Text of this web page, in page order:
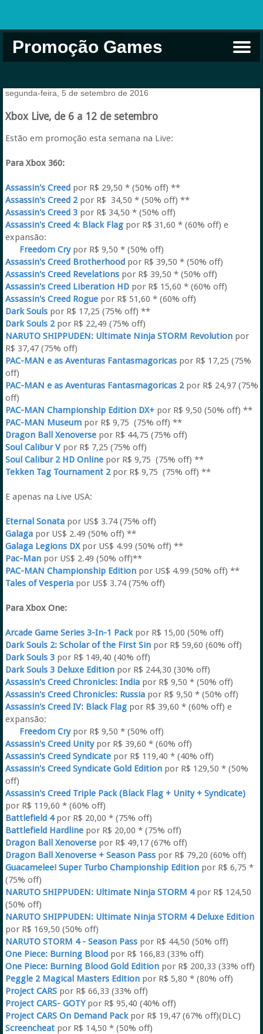
Promoção Games
segunda-feira, 5 de setembro de 2016
Xbox Live, de 6 a 12 de setembro
Estão em promoção esta semana na Live:
Para Xbox 360:
Assassin's Creedpor R$ 29,50 * (50% off) **
Assassin's Creed 2por R$ 34,50 * (50% off) **
Assassin's Creed 3por R$ 34,50 * (50% off)
Assassin's Creed 4: Black Flagpor R$ 31,60 * (60% off) e
expansão:
Freedom Cry por R$ 9,50 * (50% off)
Assassin's Creed Brotherhoodpor R$ 39,50 * (50% off)
Assassin's Creed Revelationspor R$ 39,50 * (50% off)
Assassin's Creed Liberation HDpor R$ 15,60 * (60% off)
Assassin's Creed Roguepor R$ 51,60 * (60% off)
Dark Soulspor R$ 17,25 (75% off) **
Dark Souls 2por R$ 22,49 (75% off)
NARUTO SHIPPUDEN: Ultimate Ninja STORM Revolution por
R$ 37,47 (75% off)
PAC-MAN e as Aventuras Fantasmagoricas por R$ 17,25 (75%
off)
PAC-MAN e as Aventuras Fantasmagoricas 2por R$ 24,97 (75%
off)
PAC-MAN Championship Edition DX+por R$ 9,50 (50% off) **
PAC-MAN Museumpor R$ 9,75 (75% off) **
Dragon Ball Xenoversepor R$ 44,75 (75% off)
Soul Calibur Vpor R$ 7,25 (75% off)
Soul Calibur 2 HD Onlinepor R$ 9,75 (75% off) **
Tekken Tag Tournament 2por R$ 9,75 (75% off) **
E apenas na Live USA:
Eternal Sonatapor US$ 3.74 (75% off)
Galagapor US$ 2.49 (50% off) **
Galaga Legions DX por US$ 4.99 (50% off) **
Pac-Manpor US$ 2.49 (50% off)**
PAC-MAN Championship Editionpor US$ 4.99 (50% off) **
Tales of Vesperiapor US$ 3.74 (75% off)
Para Xbox One:
Arcade Game Series 3-In-1 Packpor R$ 15,00 (50% off)
Dark Souls 2: Scholar of the First Sinpor R$ 59,60 (60% off)
Dark Souls 3por R$ 149,40 (40% off)
Dark Souls 3 Deluxe Editionpor R$ 244,30 (30% off)
Assassin's Creed Chronicles: Indiapor R$ 9,50 * (50% off)
Assassin's Creed Chronicles: Russiapor R$ 9,50 * (50% off)
Assassin's Creed IV: Black Flagpor R$ 39,60 * (60% off) e
expansão:
Freedom Crypor R$ 9,50 * (50% off)
Assassin's Creed Unitypor R$ 39,60 * (60% off)
Assassin's Creed Syndicate por R$ 119,40 * (40% off)
Assassin's Creed Syndicate Gold Editionpor R$ 129,50 * (50%
off)
Assassin's Creed Triple Pack (Black Flag + Unity + Syndicate)
por R$ 119,60 * (60% off)
Battlefield 4por R$ 20,00 * (75% off)
Battlefield Hardlinepor R$ 20,00 * (75% off)
Dragon Ball Xenoversepor R$ 49,17 (67% off)
Dragon Ball Xenoverse + Season Passpor R$ 79,20 (60% off)
Guacamelee! Super Turbo Championship Editionpor R$ 6,75 *
(75% off)
NARUTO SHIPPUDEN: Ultimate Ninja STORM 4por R$ 124,50
(50% off)
NARUTO SHIPPUDEN: Ultimate Ninja STORM 4 Deluxe Edition
por R$ 169,50 (50% off)
NARUTO STORM 4 - Season Passpor R$ 44,50 (50% off)
One Piece: Burning Blood por R$ 166,83 (33% off)
One Piece: Burning Blood Gold Editionpor R$ 200,33 (33% off)
Peggle 2 Magical Masters Editionpor R$ 5,80 * (80% off)
Project CARSpor R$ 66,33 (33% off)
Project CARS- GOTY por R$ 95,40 (40% off)
Project CARS On Demand Pack por R$ 19,47 (67% off)(DLC)
Screencheatpor R$ 14,50 * (50% off)